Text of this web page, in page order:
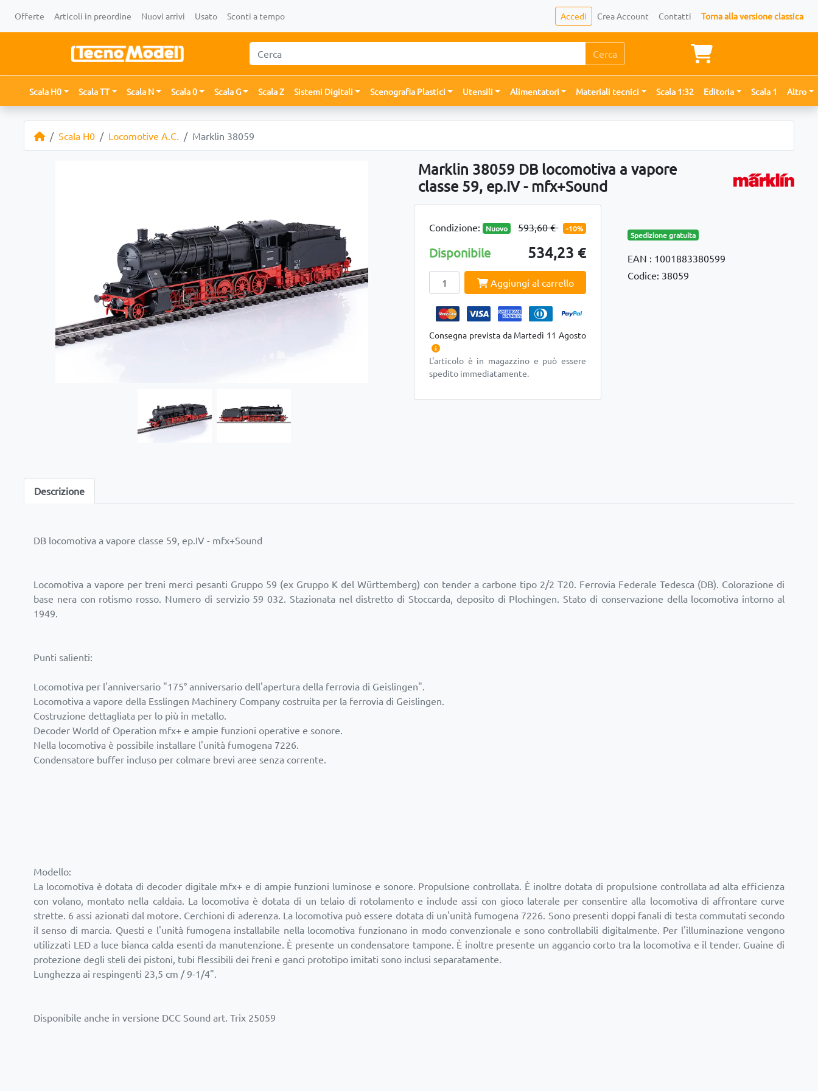
Offerte Articoli in preordine Nuovi arrivi Usato Sconti a tempo Accedi Crea Account Contatti Torna alla versione classica
Cerca
Scala H0 Scala TT Scala N Scala 0 Scala G Scala Z Sistemi Digitali Scenografia Plastici Utensili Alimentatori Materiali tecnici Scala 1:32 Editoria Scala 1 Altro
Scala H0 Locomotive A.C. Marklin 38059
Marklin 38059 DB locomotiva a vapore
classe 59, ep.IV - mfx+Sound
Condizione: Nuovo 593,60 € -10%
Disponibile 534,23 €
Aggiungi al carrello
Consegna prevista da Martedì 11 Agosto
L'articolo è in magazzino e può essere
spedito immediatamente.
Spedizione gratuita
EAN : 1001883380599
Codice: 38059
Descrizione
DB locomotiva a vapore classe 59, ep.IV - mfx+Sound
Locomotiva a vapore per treni merci pesanti Gruppo 59 (ex Gruppo K del Württemberg) con tender a carbone tipo 2/2 T20. Ferrovia Federale Tedesca (DB). Colorazione di
base nera con rotismo rosso. Numero di servizio 59 032. Stazionata nel distretto di Stoccarda, deposito di Plochingen. Stato di conservazione della locomotiva intorno al
1949.
Punti salienti:
Locomotiva per l'anniversario "175° anniversario dell'apertura della ferrovia di Geislingen".
Locomotiva a vapore della Esslingen Machinery Company costruita per la ferrovia di Geislingen.
Costruzione dettagliata per lo più in metallo.
Decoder World of Operation mfx+ e ampie funzioni operative e sonore.
Nella locomotiva è possibile installare l'unità fumogena 7226.
Condensatore buffer incluso per colmare brevi aree senza corrente.
Modello:
La locomotiva è dotata di decoder digitale mfx+ e di ampie funzioni luminose e sonore. Propulsione controllata. È inoltre dotata di propulsione controllata ad alta efficienza
con volano, montato nella caldaia. La locomotiva è dotata di un telaio di rotolamento e include assi con gioco laterale per consentire alla locomotiva di affrontare curve
strette. 6 assi azionati dal motore. Cerchioni di aderenza. La locomotiva può essere dotata di un'unità fumogena 7226. Sono presenti doppi fanali di testa commutati secondo
il senso di marcia. Questi e l'unità fumogena installabile nella locomotiva funzionano in modo convenzionale e sono controllabili digitalmente. Per l'illuminazione vengono
utilizzati LED a luce bianca calda esenti da manutenzione. È presente un condensatore tampone. È inoltre presente un aggancio corto tra la locomotiva e il tender. Guaine di
protezione degli steli dei pistoni, tubi flessibili dei freni e ganci prototipo imitati sono inclusi separatamente.
Lunghezza ai respingenti 23,5 cm / 9-1/4".
Disponibile anche in versione DCC Sound art. Trix 25059